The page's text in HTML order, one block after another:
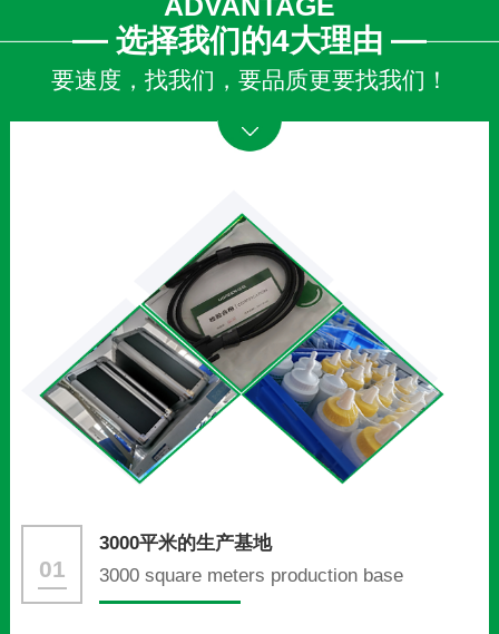
ADVANTAGE
选择我们的4大理由
要速度，找我们，要品质更要找我们！
01
3000平米的生产基地
3000 square meters production base